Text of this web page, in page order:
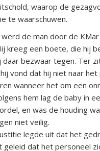
waarop de
te waarschuwen.
werd de man door de KMar
kreeg een boete, die hij
daar bezwaar tegen. Ter
vond dat hij niet naar
wanneer het om een
hem lag de baby in
en was de houding
niet veilig.
legde uit dat het
geleid dat het personeel